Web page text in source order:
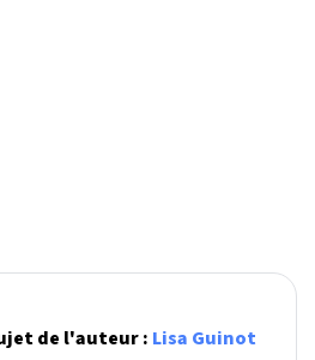
de l'auteur : Lisa Guinot